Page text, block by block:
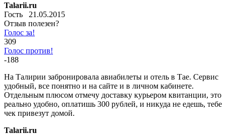
Talarii.ru
Гость 21.05.2015
Отзыв полезен?
Голос за!
309
Голос против!
-188
На Талирии забронировала авиабилеты и отель в Тае. Сервис
удобный, все понятно и на сайте и в личном кабинете.
Отдельным плюсом отмечу доставку курьером квитанции, это
реально удобно, оплатишь 300 рублей, и никуда не едешь, тебе
чек привезут домой.
Talarii.ru